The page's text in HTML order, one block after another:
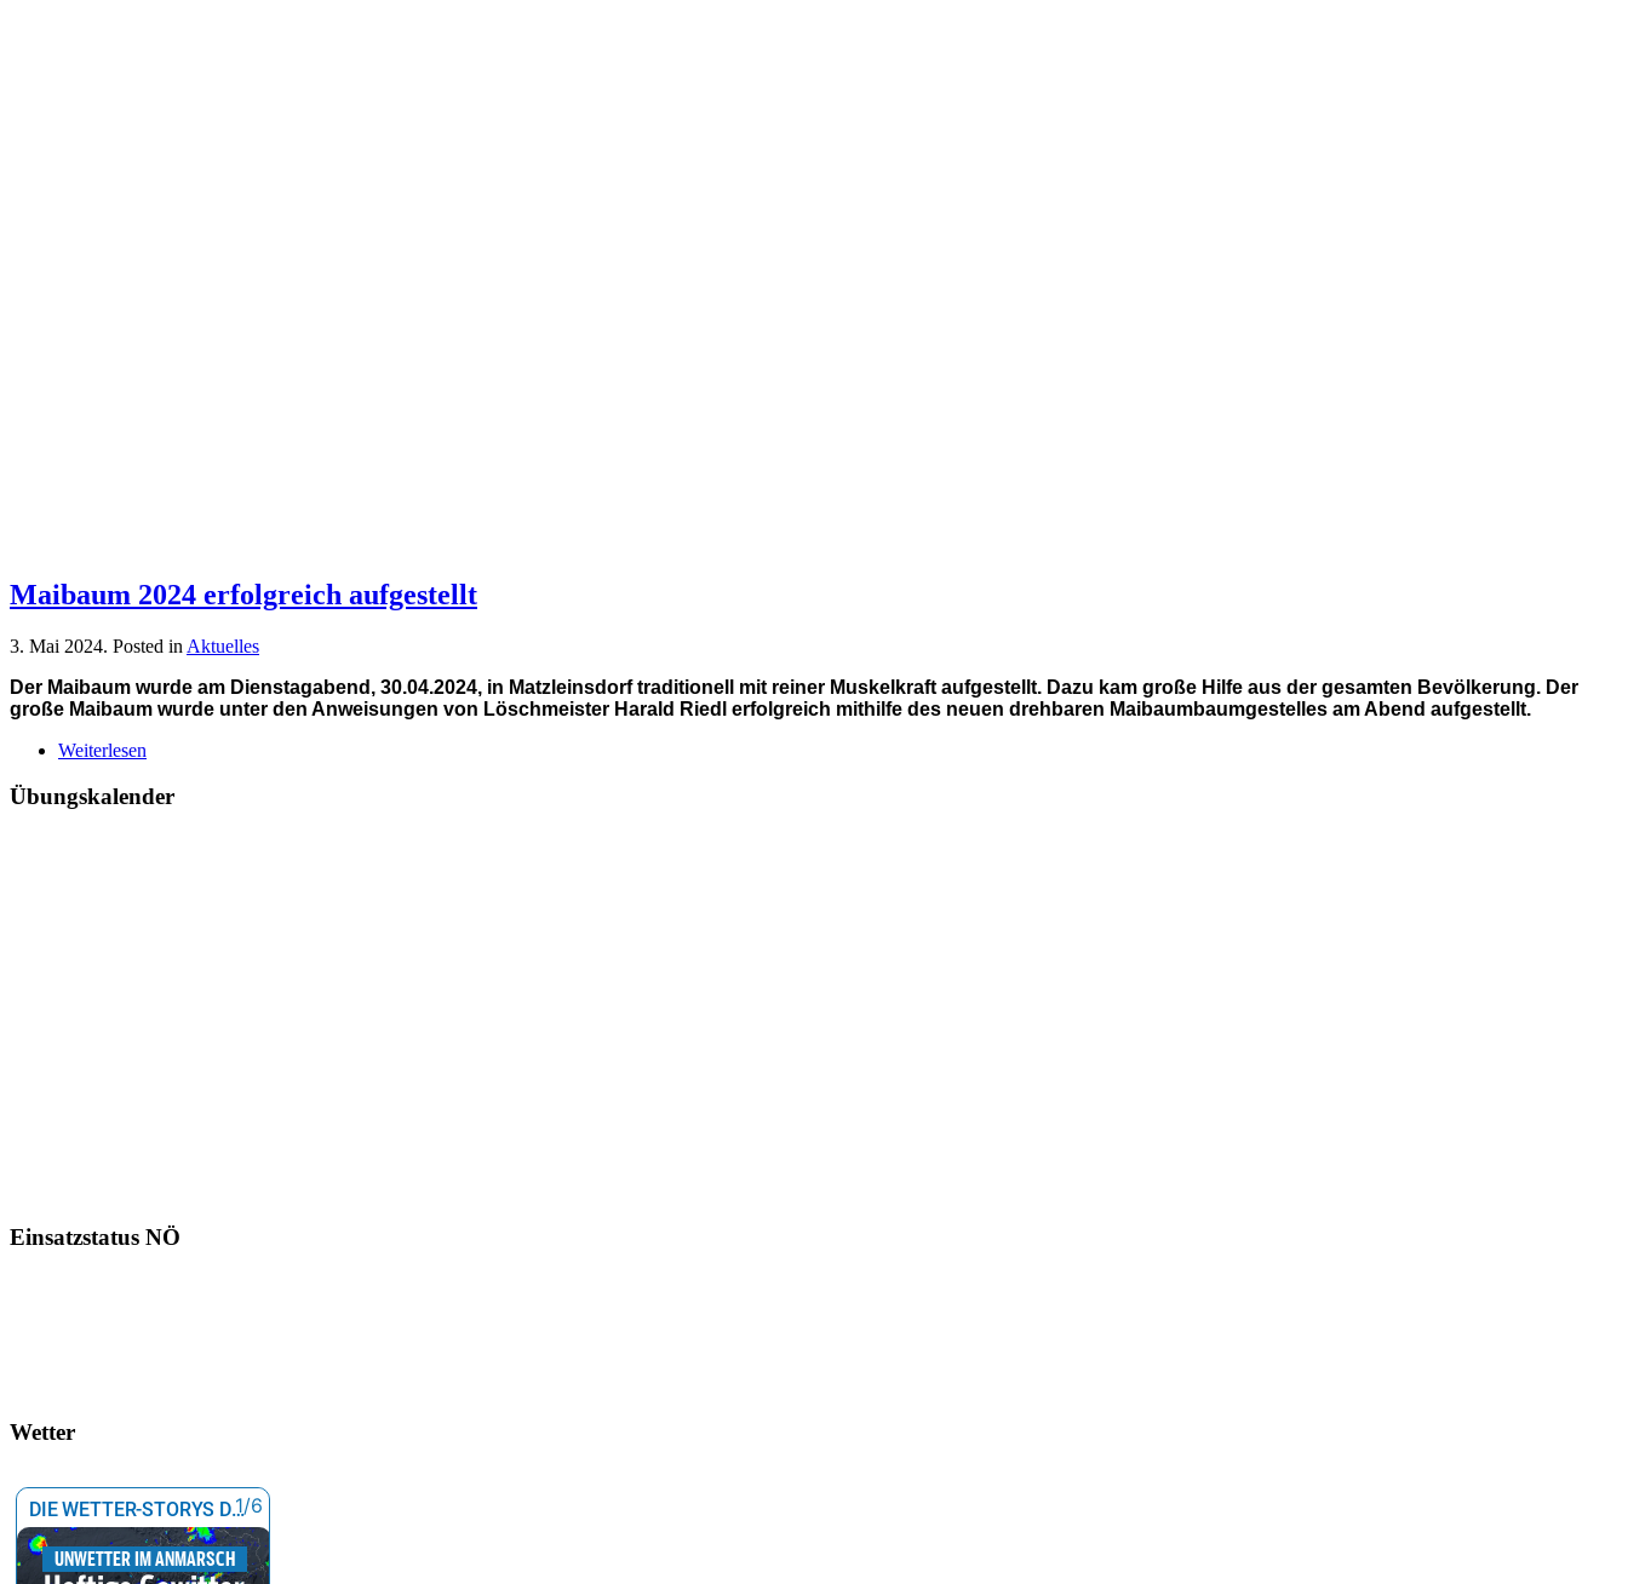
Maibaum 2024 erfolgreich aufgestellt
3. Mai 2024. Posted in Aktuelles
Der Maibaum wurde am Dienstagabend, 30.04.2024, in Matzleinsdorf traditionell mit reiner Muskelkraft aufgestellt. Dazu kam große Hilfe aus der gesamten Bevölkerung. Der
große Maibaum wurde unter den Anweisungen von Löschmeister Harald Riedl erfolgreich mithilfe des neuen drehbaren Maibaumbaumgestelles am Abend aufgestellt.
Weiterlesen
Übungskalender
Einsatzstatus NÖ
Wetter